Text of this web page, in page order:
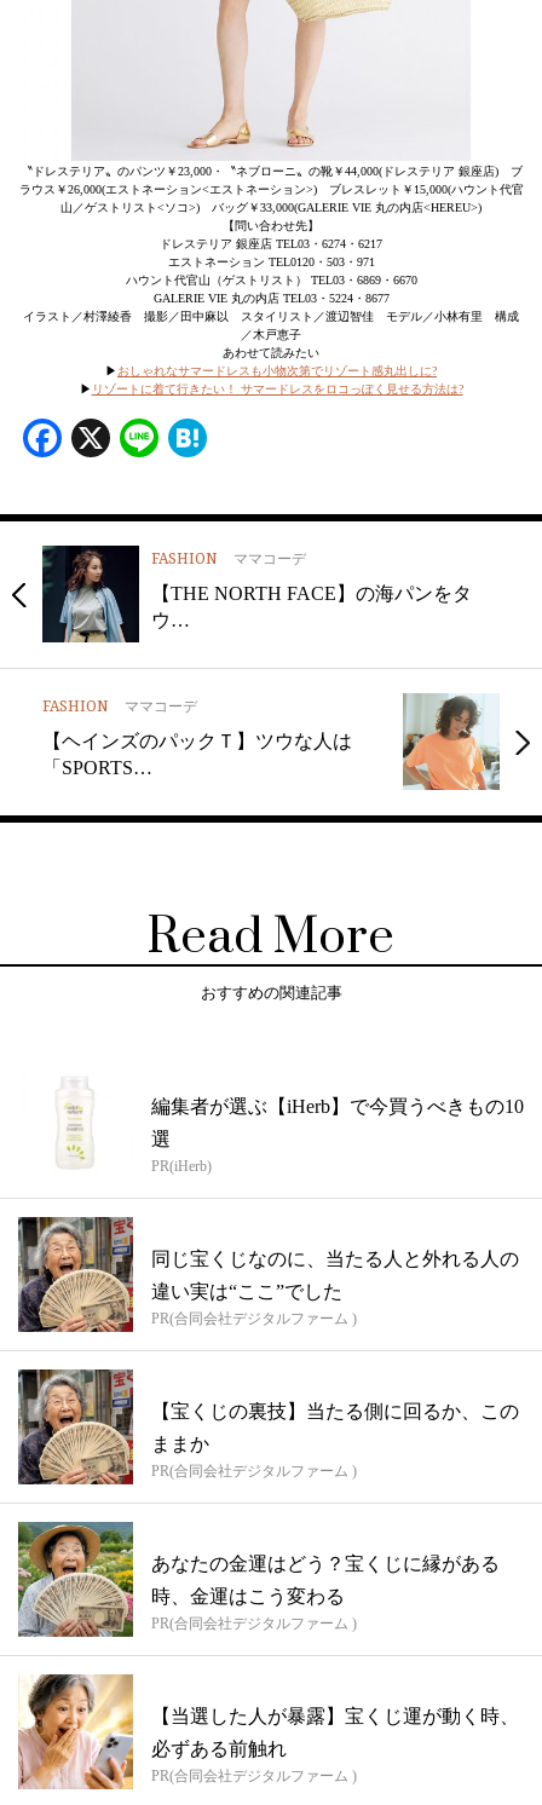
〝ドレステリア〟のパンツ￥23,000・〝ネブローニ〟の靴￥44,000(ドレステリア 銀座店) ブ
ラウス￥26,000(エストネーション<エストネーション>) ブレスレット￥15,000(ハウント代官
山／ゲストリスト<ソコ>) バッグ￥33,000(GALERIE VIE 丸の内店<HEREU>)
【問い合わせ先】
ドレステリア 銀座店 TEL03・6274・6217
エストネーション TEL0120・503・971
ハウント代官山（ゲストリスト） TEL03・6869・6670
GALERIE VIE 丸の内店 TEL03・5224・8677
イラスト／村澤綾香 撮影／田中麻以 スタイリスト／渡辺智佳 モデル／小林有里 構成
／木戸恵子
あわせて読みたい
▶おしゃれなサマードレスも小物次第でリゾート感丸出しに?
▶ リゾートに着て行きたい！ サマードレスをロコっぽく見せる方法は?
Facebook
X Line
FASHION ママコーデ
【THE NORTH FACE】の海パンをタ
ウ…
FASHION ママコーデ
【ヘインズのパックＴ】ツウな人は
「SPORTS…
Read More
おすすめの関連記事
編集者が選ぶ【iHerb】で今買うべきもの10
選
PR(iHerb)
同じ宝くじなのに、当たる人と外れる人の
違い実は“ここ”でした
PR(合同会社デジタルファーム )
【宝くじの裏技】当たる側に回るか、この
ままか
PR(合同会社デジタルファーム )
あなたの金運はどう？宝くじに縁がある
時、金運はこう変わる
PR(合同会社デジタルファーム )
【当選した人が暴露】宝くじ運が動く時、
必ずある前触れ
PR(合同会社デジタルファーム )